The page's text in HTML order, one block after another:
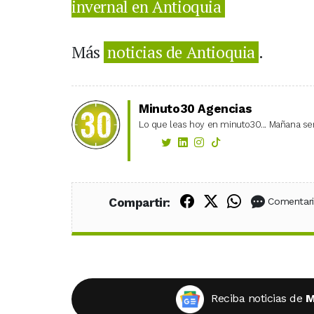
invernal en Antioquia
Más noticias de Antioquia .
Minuto30 Agencias
Lo que leas hoy en minuto30... Mañana
Compartir: Compartir en
Compartir en
Compartir
Reciba noticias de